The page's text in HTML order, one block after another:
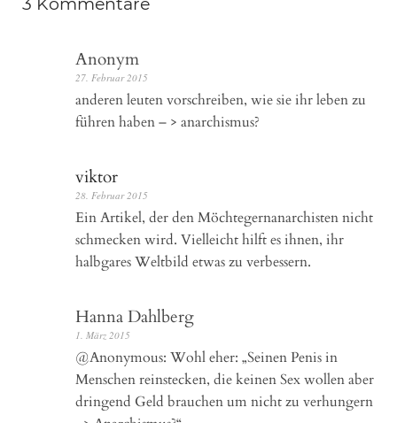
3 Kommentare
Anonym
27. Februar 2015
anderen leuten vorschreiben, wie sie ihr leben zu
führen haben – > anarchismus?
viktor
28. Februar 2015
Ein Artikel, der den Möchtegernanarchisten nicht
schmecken wird. Vielleicht hilft es ihnen, ihr
halbgares Weltbild etwas zu verbessern.
Hanna Dahlberg
1. März 2015
@Anonymous: Wohl eher: „Seinen Penis in
Menschen reinstecken, die keinen Sex wollen aber
dringend Geld brauchen um nicht zu verhungern